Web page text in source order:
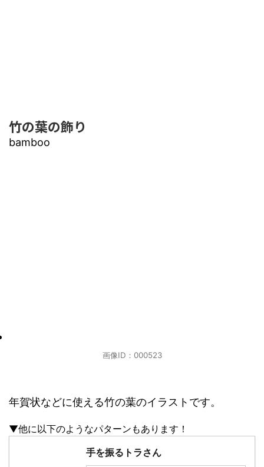
竹の葉の飾り
bamboo
画像ID：000523
年賀状などに使える竹の葉のイラストです。
▼他に以下のようなパターンもあります！
手を振るトラさん